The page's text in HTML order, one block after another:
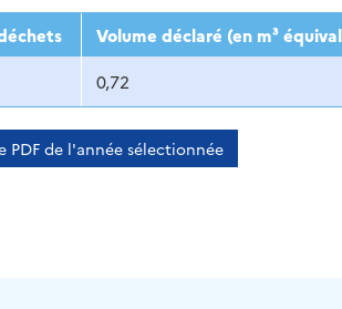
2014 2015 2016
Volume déclaré (en m³
0,72
PDF de l'année sélectionnée